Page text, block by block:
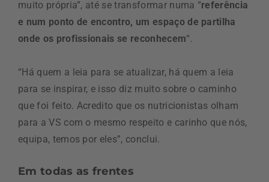
muito própria”, até se transformar numa “referência
e num ponto de encontro, um espaço de partilha
onde os profissionais se reconhecem“.
“Há quem a leia para se atualizar, há quem a leia
para se inspirar, e isso diz muito sobre o caminho
que foi feito. Acredito que os nutricionistas olham
para a VS com o mesmo respeito e carinho que nós,
equipa, temos por eles”, conclui.
Em todas as frentes